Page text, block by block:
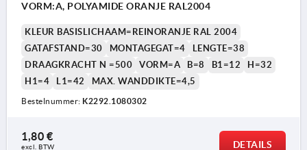
VORM:A, POLYAMIDE ORANJE RAL2004
KLEUR BASISLICHAAM=REINORANJE RAL 2004
GATAFSTAND=30
MONTAGEGAT=4
LENGTE=38
DRAAGKRACHT N =500
VORM=A B=8 B1=12
H=32
H1=4
L1=42 MAX. WANDDIKTE=4,5
Bestelnummer: K2292.1080302
1,80 €
excl. BTW DETAILS